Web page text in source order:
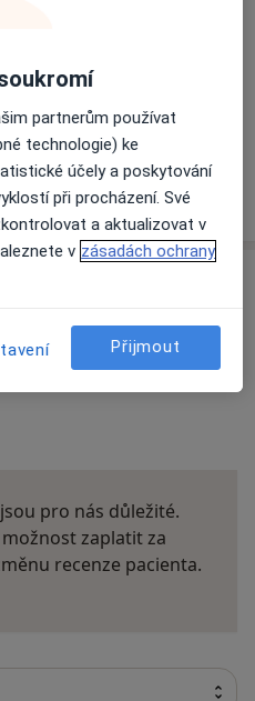
návštěvy)
pacienty na pojišťovnu
o adrese
názor
pro nás důležité.
zaplatit za
recenze pacienta.
partnerům používat
technologie) ke
účely a poskytování
při procházení. Své
a aktualizovat v
v zásadách ochrany
Přijmout